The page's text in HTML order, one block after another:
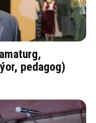
pedagog)